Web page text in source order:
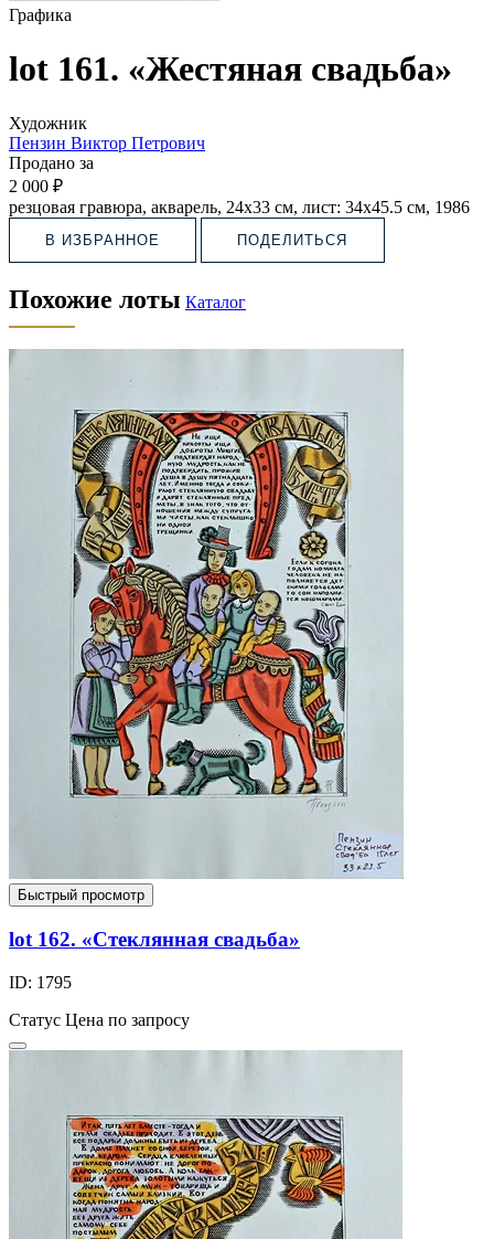
Графика
lot 161. «Жестяная свадьба»
Художник
Пензин Виктор Петрович
Продано за
2 000 ₽
резцовая гравюра, акварель, 24х33 см, лист: 34х45.5 см, 1986
В ИЗБРАННОЕ ПОДЕЛИТЬСЯ
Похожие лоты Каталог
Быстрый просмотр
lot 162. «Стеклянная свадьба»
ID: 1795
Статус Цена по запросу